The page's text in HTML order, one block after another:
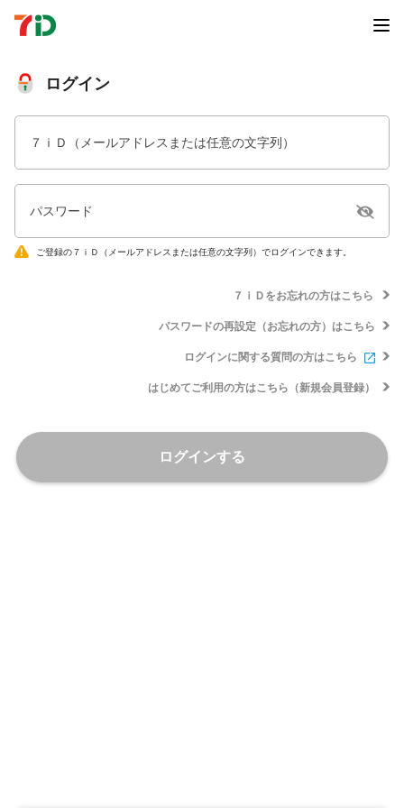
ログイン
７ｉＤ（メールアドレスまたは任意の文字列）
パスワード
ご登録の７ｉＤ（メールアドレスまたは任意の文字列）でログインできます。
７ｉＤをお忘れの方はこちら
パスワードの再設定（お忘れの方）はこちら
ログインに関する質問の方はこちら
はじめてご利用の方はこちら（新規会員登録）
ログインする